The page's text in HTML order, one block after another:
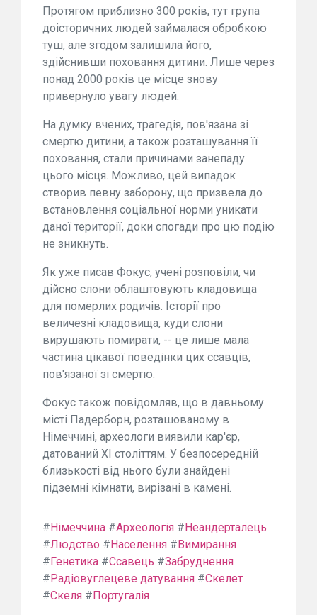
Протягом приблизно 300 років, тут група
доісторичних людей займалася обробкою
туш, але згодом залишила його,
здійснивши поховання дитини. Лише через
понад 2000 років це місце знову
привернуло увагу людей.
На думку вчених, трагедія, пов'язана зі
смертю дитини, а також розташування її
поховання, стали причинами занепаду
цього місця. Можливо, цей випадок
створив певну заборону, що призвела до
встановлення соціальної норми уникати
даної території, доки спогади про цю подію
не зникнуть.
Як уже писав Фокус, учені розповіли, чи
дійсно слони облаштовують кладовища
для померлих родичів. Історії про
величезні кладовища, куди слони
вирушають помирати, -- це лише мала
частина цікавої поведінки цих ссавців,
пов'язаної зі смертю.
Фокус також повідомляв, що в давньому
місті Падерборн, розташованому в
Німеччині, археологи виявили кар'єр,
датований XI століттям. У безпосередній
близькості від нього були знайдені
підземні кімнати, вирізані в камені.
# Німеччина #Археологія # Неандерталець
#Людство # Населення # Вимирання
# Генетика #Ссавець #Забруднення
# Радіовуглецеве датування #Скелет
#Скеля # Португалія